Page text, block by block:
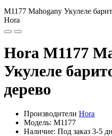
M1177 Mahogany Укулеле
Hora
Hora M1177
Укулеле
дерево
Производители Hora
Модель: M1177
Наличие: Под заказ 3-5